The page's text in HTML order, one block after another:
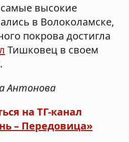
высокие
в Волоколамске,
покрова достигла
Тишковец в своем
Антонова
на ТГ-канал
– Передовица»